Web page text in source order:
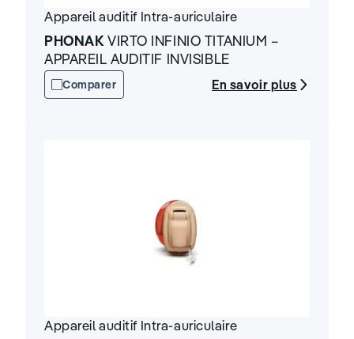
Appareil auditif Intra-auriculaire
PHONAK VIRTO INFINIO TITANIUM –
APPAREIL AUDITIF INVISIBLE
Comparer En savoir plus
Appareil auditif Intra-auriculaire